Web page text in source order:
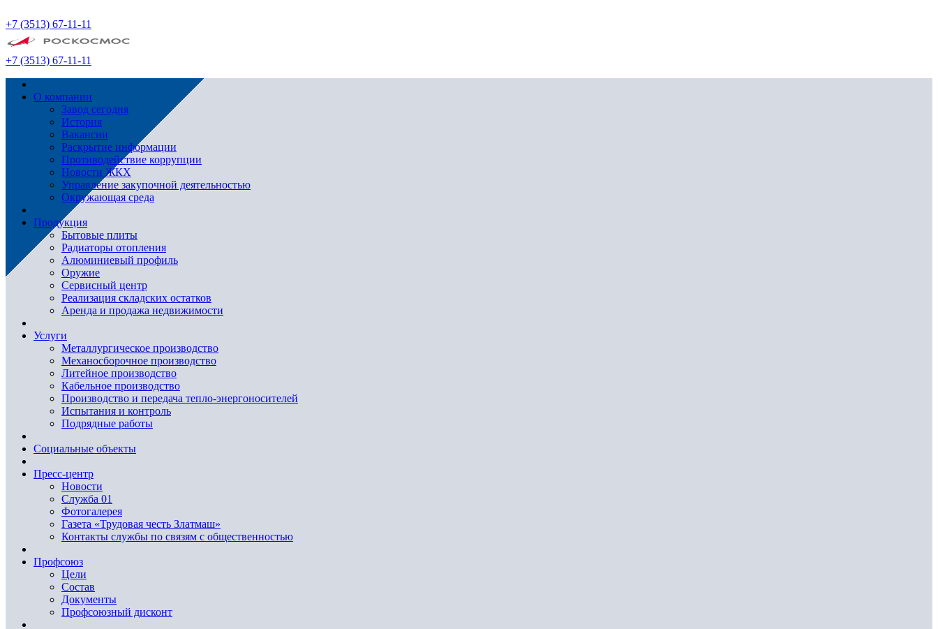
+7 (3513) 67-11-11
+7 (3513) 67-11-11
О компании
Завод сегодня
История
Вакансии
Раскрытие информации
Противодействие коррупции
Новости ЖКХ
Управление закупочной деятельностью
Окружающая среда
Продукция
Бытовые плиты
Радиаторы отопления
Алюминиевый профиль
Оружие
Сервисный центр
Реализация складских остатков
Аренда и продажа недвижимости
Услуги
Металлургическое производство
Механосборочное производство
Литейное производство
Кабельное производство
Производство и передача тепло-энергоносителей
Испытания и контроль
Подрядные работы
Социальные объекты
Пресс-центр
Новости
Служба 01
Фотогалерея
Газета «Трудовая честь Златмаш»
Контакты службы по связям с общественностью
Профсоюз
Цели
Состав
Документы
Профсоюзный дисконт